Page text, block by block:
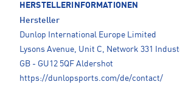
HERSTELLERINFORMATIONEN
Hersteller
Dunlop International Europe Limited
Lysons Avenue, Unit C, Network 331
GB - GU12 5QF Aldershot
https://dunlopsports.com/de/contact/